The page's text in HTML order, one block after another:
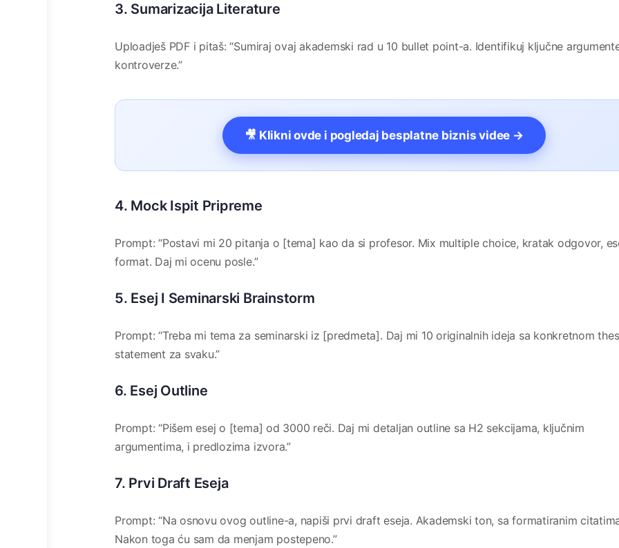
3. Sumarizacija Literature
Uploadješ PDF i pitaš: “Sumiraj ovaj akademski rad u 10 bullet point-a. Identifikuj ključne
kontroverze.”
🎥 Klikni ovde i pogledaj besplatne biznis videe →
4. Mock Ispit Pripreme
Prompt: “Postavi mi 20 pitanja o [tema] kao da si profesor. Mix multiple choice, kratak odgovor,
format. Daj mi ocenu posle.”
5. Esej I Seminarski Brainstorm
Prompt: “Treba mi tema za seminarski iz [predmeta]. Daj mi 10 originalnih ideja sa konkretnom
statement za svaku.”
6. Esej Outline
Prompt: “Pišem esej o [tema] od 3000 reči. Daj mi detaljan outline sa H2 sekcijama, ključnim
argumentima, i predlozima izvora.”
7. Prvi Draft Eseja
Prompt: “Na osnovu ovog outline-a, napiši prvi draft eseja. Akademski ton, sa formatiranim
Nakon toga ću sam da menjam postepeno.”